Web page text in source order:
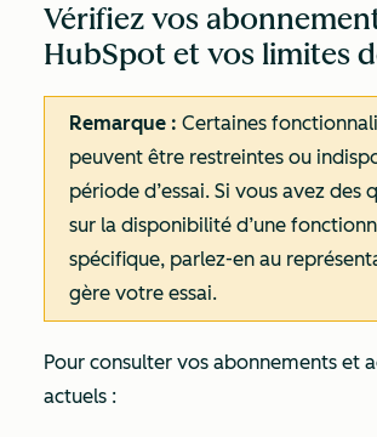
Vérifiez vos
HubSpot et vos limites
Remarque : Certaines
peuvent être restreintes ou
période d’essai. Si vous avez des
sur la disponibilité d’une
spécifique, parlez-en au
gère votre essai.
Pour consulter vos abonnements et
actuels :